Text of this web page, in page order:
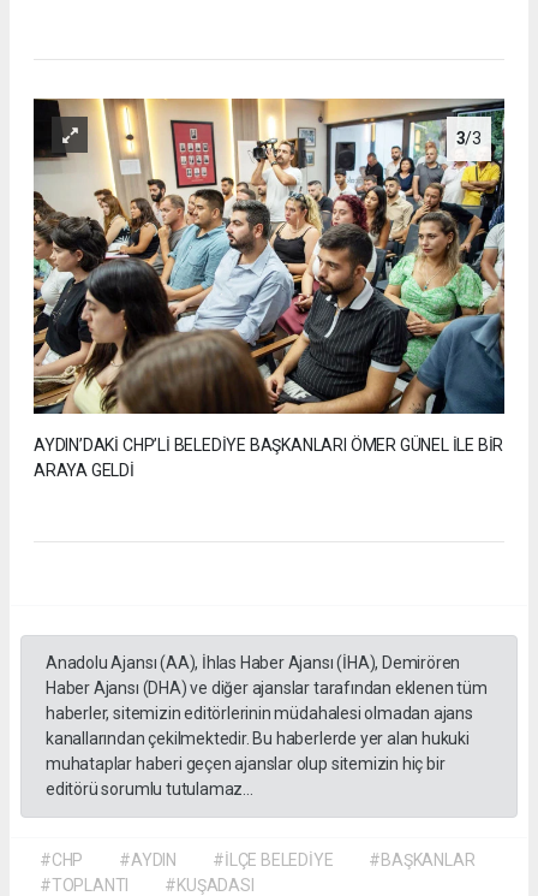
3/3
AYDIN’DAKİ CHP’Lİ BELEDİYE BAŞKANLARI ÖMER GÜNEL İLE BİR
ARAYA GELDİ
Anadolu Ajansı (AA), İhlas Haber Ajansı (İHA), Demirören
Haber Ajansı (DHA) ve diğer ajanslar tarafından eklenen tüm
haberler, sitemizin editörlerinin müdahalesi olmadan ajans
kanallarından çekilmektedir. Bu haberlerde yer alan hukuki
muhataplar haberi geçen ajanslar olup sitemizin hiç bir
editörü sorumlu tutulamaz...
#CHP #AYDIN #İLÇE BELEDİYE
#BAŞKANLAR
#TOPLANTI
#KUŞADASI